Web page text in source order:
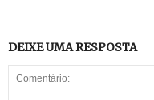
DEIXE UMA RESPOSTA